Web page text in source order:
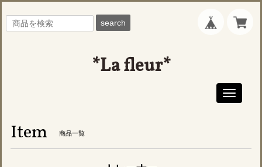
search
*La fleur*
Toggle
Item 商品一覧